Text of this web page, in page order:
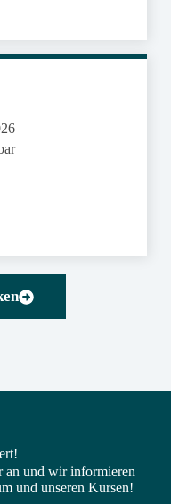
an und wir informieren
und unseren Kursen!